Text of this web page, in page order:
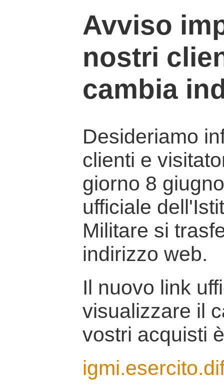
Avviso
nostri
cambia
Desideriamo
clienti e
giorno 8
ufficiale
Militare si
indirizzo web.
Il nuovo link
visualizzare il
vostri acquisti